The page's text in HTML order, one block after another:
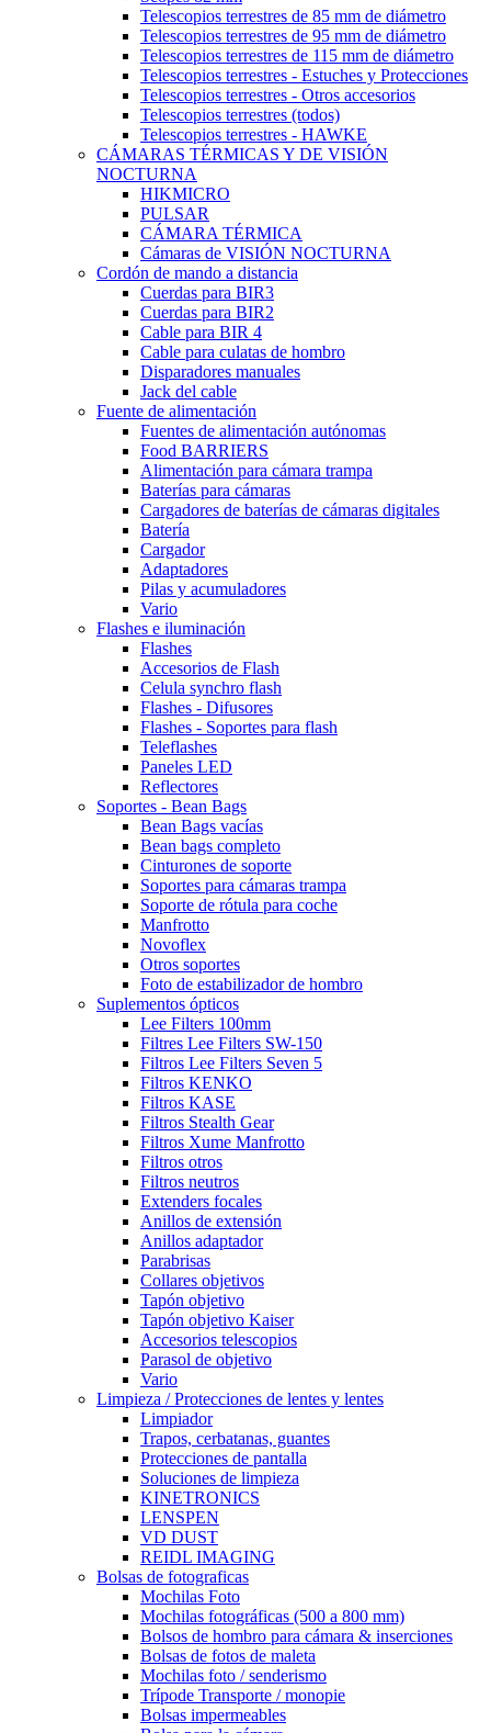
Telescopios terrestres de 85 mm de diámetro
Telescopios terrestres de 95 mm de diámetro
Telescopios terrestres de 115 mm de diámetro
Telescopios terrestres - Estuches y Protecciones
Telescopios terrestres - Otros accesorios
Telescopios terrestres (todos)
Telescopios terrestres - HAWKE
CÁMARAS TÉRMICAS Y DE VISIÓN
NOCTURNA
HIKMICRO
PULSAR
CÁMARA TÉRMICA
Cámaras de VISIÓN NOCTURNA
Cordón de mando a distancia
Cuerdas para BIR3
Cuerdas para BIR2
Cable para BIR 4
Cable para culatas de hombro
Disparadores manuales
Jack del cable
Fuente de alimentación
Fuentes de alimentación autónomas
Food BARRIERS
Alimentación para cámara trampa
Baterías para cámaras
Cargadores de baterías de cámaras digitales
Batería
Cargador
Adaptadores
Pilas y acumuladores
Vario
Flashes e iluminación
Flashes
Accesorios de Flash
Celula synchro flash
Flashes - Difusores
Flashes - Soportes para flash
Teleflashes
Paneles LED
Reflectores
Soportes - Bean Bags
Bean Bags vacías
Bean bags completo
Cinturones de soporte
Soportes para cámaras trampa
Soporte de rótula para coche
Manfrotto
Novoflex
Otros soportes
Foto de estabilizador de hombro
Suplementos ópticos
Lee Filters 100mm
Filtres Lee Filters SW-150
Filtros Lee Filters Seven 5
Filtros KENKO
Filtros KASE
Filtros Stealth Gear
Filtros Xume Manfrotto
Filtros otros
Filtros neutros
Extenders focales
Anillos de extensión
Anillos adaptador
Parabrisas
Collares objetivos
Tapón objetivo
Tapón objetivo Kaiser
Accesorios telescopios
Parasol de objetivo
Vario
Limpieza / Protecciones de lentes y lentes
Limpiador
Trapos, cerbatanas, guantes
Protecciones de pantalla
Soluciones de limpieza
KINETRONICS
LENSPEN
VD DUST
REIDL IMAGING
Bolsas de fotograficas
Mochilas Foto
Mochilas fotográficas (500 a 800 mm)
Bolsos de hombro para cámara & inserciones
Bolsas de fotos de maleta
Mochilas foto / senderismo
Trípode Transporte / monopie
Bolsas impermeables